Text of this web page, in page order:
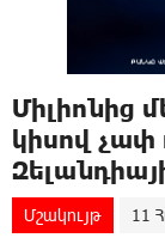
Միլիոնից
կիսով չափ
Մշակույթ 11